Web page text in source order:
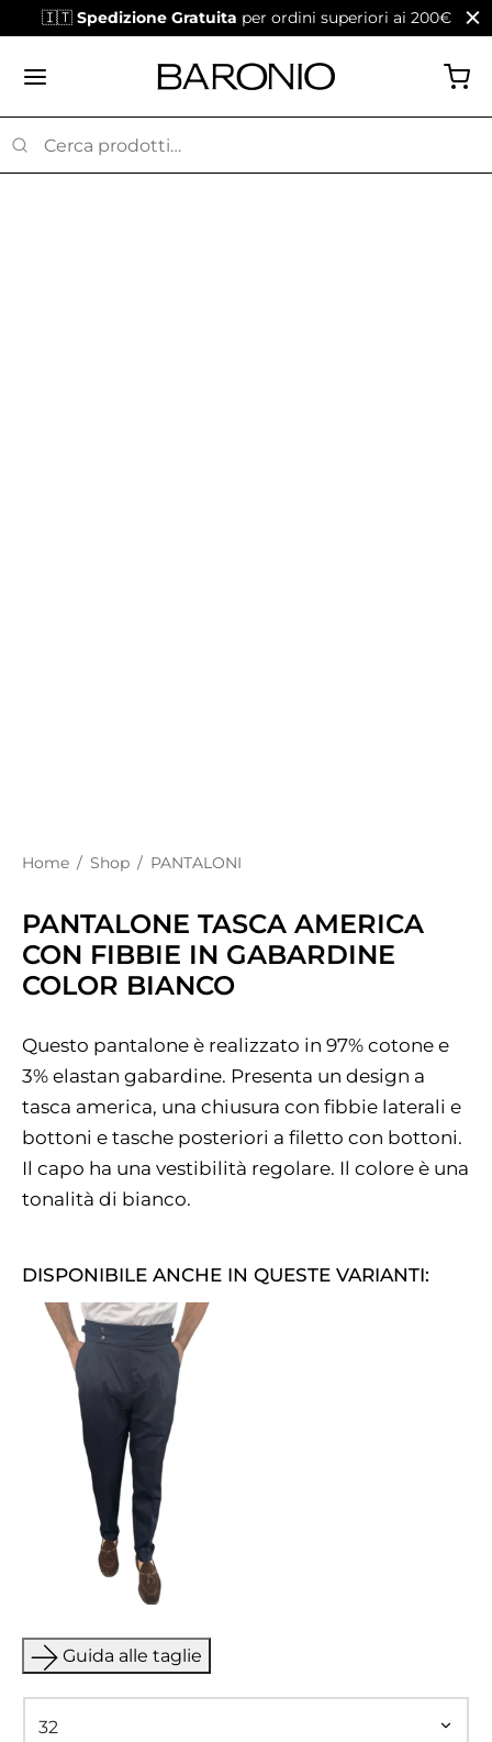
🇮🇹 Spedizione Gratuita per ordini superiori ai 200€
Home / Shop / PANTALONI
PANTALONE TASCA AMERICA
CON FIBBIE IN GABARDINE
COLOR BIANCO
Questo pantalone è realizzato in 97% cotone e
3% elastan gabardine. Presenta un design a
tasca america, una chiusura con fibbie laterali e
bottoni e tasche posteriori a filetto con bottoni.
Il capo ha una vestibilità regolare. Il colore è una
tonalità di bianco.
DISPONIBILE ANCHE IN QUESTE VARIANTI:
Guida alle taglie